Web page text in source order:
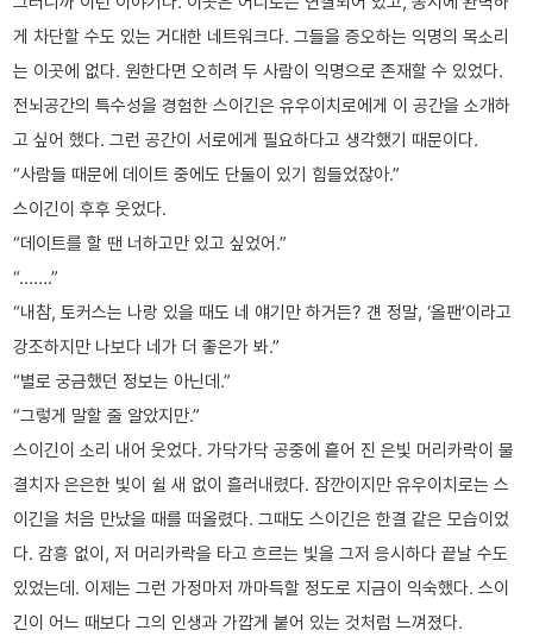
게 차단할 수도 있는 거대한 네트워크다. 그들을 증오하는 익명의 목소리
는 이곳에 없다. 원한다면 오히려 두 사람이 익명으로 존재할 수 있었다.
전뇌공간의 특수성을 경험한 스이긴은 유우이치로에게 이 공간을 소개하
고 싶어 했다. 그런 공간이 서로에게 필요하다고 생각했기 때문이다.
“사람들 때문에 데이트 중에도 단둘이 있기 힘들었잖아.”
스이긴이 후후 웃었다.
“데이트를 할 땐 너하고만 있고 싶었어.”
“…….”
“내참, 토커스는 나랑 있을 때도 네 얘기만 하거든? 걘 정말, ‘올팬’이라고
강조하지만 나보다 네가 더 좋은가 봐.”
“별로 궁금했던 정보는 아닌데.”
“그렇게 말할 줄 알았지만.”
스이긴이 소리 내어 웃었다. 가닥가닥 공중에 흩어 진 은빛 머리카락이 물
결치자 은은한 빛이 쉴 새 없이 흘러내렸다. 잠깐이지만 유우이치로는 스
이긴을 처음 만났을 때를 떠올렸다. 그때도 스이긴은 한결 같은 모습이었
다. 감흥 없이, 저 머리카락을 타고 흐르는 빛을 그저 응시하다 끝날 수도
있었는데. 이제는 그런 가정마저 까마득할 정도로 지금이 익숙했다. 스이
긴이 어느 때보다 그의 인생과 가깝게 붙어 있는 것처럼 느껴졌다.